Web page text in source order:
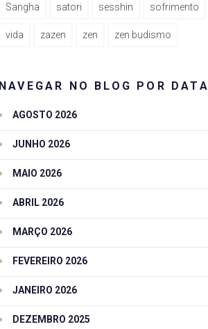
Sangha satori sesshin sofrimento
vida zazen zen zen budismo
NAVEGAR NO BLOG POR DATA
AGOSTO 2026
JUNHO 2026
MAIO 2026
ABRIL 2026
MARÇO 2026
FEVEREIRO 2026
JANEIRO 2026
DEZEMBRO 2025